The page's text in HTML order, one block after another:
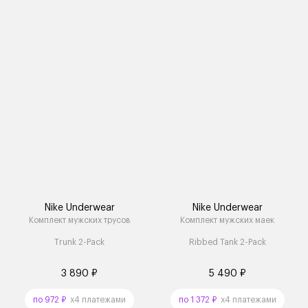
Nike Underwear
Комплект мужских трусов
Trunk 2-Pack
3 890 ₽
по 972 ₽ x4 платежами
Nike Underwear
Комплект мужских маек
Ribbed Tank 2-Pack
5 490 ₽
по 1 372 ₽x4 платежами